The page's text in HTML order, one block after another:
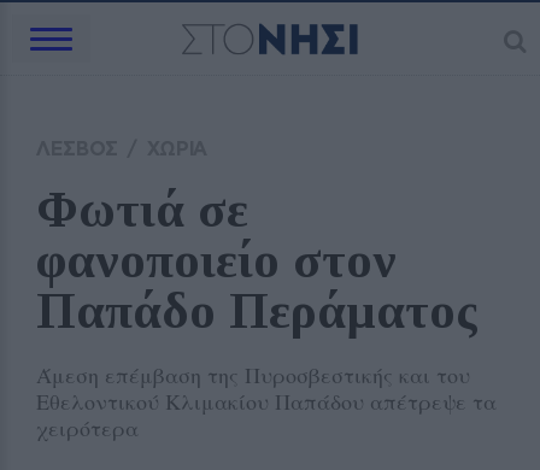
Φωτιά σε
φανοποιείο στον
Παπάδο Περάματος
Άμεση επέμβαση της Πυροσβεστικής και του
Εθελοντικού Κλιμακίου Παπάδου απέτρεψε τα
χειρότερα